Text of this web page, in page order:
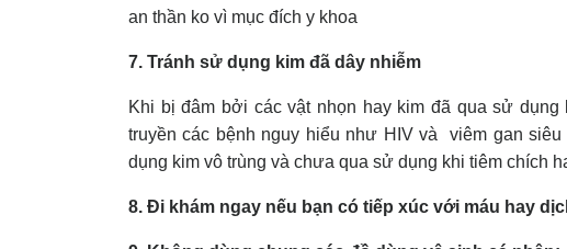
an thần ko vì mục đích y khoa
7. Tránh sử dụng kim đã dây nhiễm
Khi bị đâm bởi các vật nhọn hay kim đã qua sử
truyền các bệnh nguy hiểu như HIV và viêm gan
dụng kim vô trùng và chưa qua sử dụng khi tiêm chích
8. Đi khám ngay nếu bạn có tiếp xúc với máu hay